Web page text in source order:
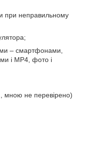
при неправильному
– смартфонами,
і MP4, фото і
мною не перевірено)